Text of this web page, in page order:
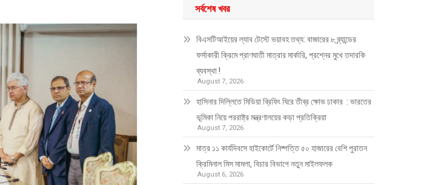
সর্বশেষ খবর
বিএসটিআইয়ের ল্যাব টেস্টে ভয়াবহ তথ্য: বাজারের ৮ ব্র্যান্ডের
ফর্সাকারী ক্রিমে প্রাণঘাতী মাত্রার মার্কারি, প্রশ্নের মুখে তদারকি
ব্যবস্থা !
August 7, 2026
হাসিনার দিল্লিতে মিডিয়া ব্রিফিং ঘিরে তীব্র ক্ষোভ ঢাকার : ভারতের
ভূমিকা নিয়ে পররাষ্ট্র মন্ত্রণালয়ের কড়া প্রতিক্রিয়া
August 7, 2026
মাত্র ১১ কার্যদিবসে হাইকোর্টে নিষ্পত্তি ৫০ হাজারের বেশি পুরাতন
ক্রিমিনাল মিস মামলা, বিচার বিভাগে নতুন মাইলফলক
August 6, 2026